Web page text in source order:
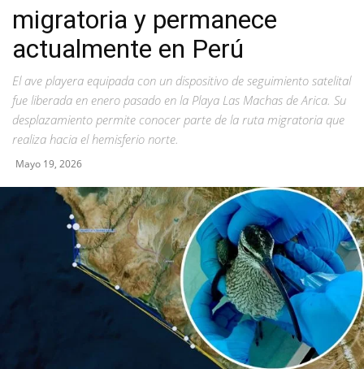
migratoria y permanece
actualmente en Perú
El ave playera equipada con un dispositivo de seguimiento satelital
fue liberada en enero pasado en la Playa Las Machas de Arica. Su
desplazamiento permite conocer parte de la ruta migratoria que
realiza hacia el hemisferio norte.
Mayo 19, 2026